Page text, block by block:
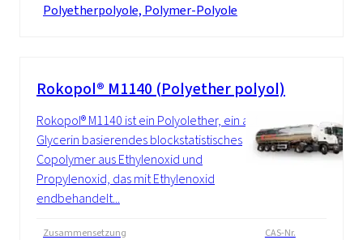
Polyetherpolyole, Polymer-Polyole
Rokopol® M1140 (Polyether polyol)
Rokopol® M1140 ist ein Polyolether, ein auf
Glycerin basierendes blockstatistisches
Copolymer aus Ethylenoxid und
Propylenoxid, das mit Ethylenoxid
endbehandelt...
Zusammensetzung CAS-Nr.